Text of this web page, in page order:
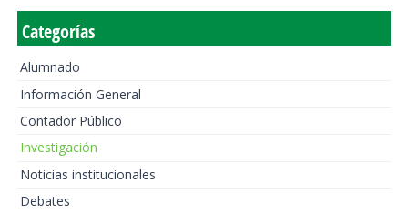
Categorías
Alumnado
Información General
Contador Público
Investigación
Noticias institucionales
Debates